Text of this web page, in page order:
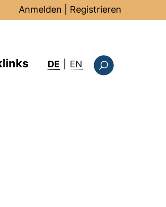
Anmelden Registrieren
DE EN : this page in